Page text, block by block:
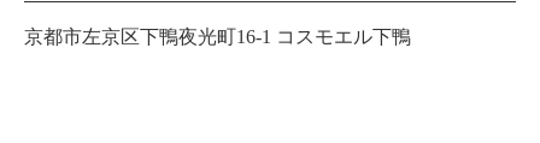
京都市左京区下鴨夜光町16-1 コスモエル下鴨